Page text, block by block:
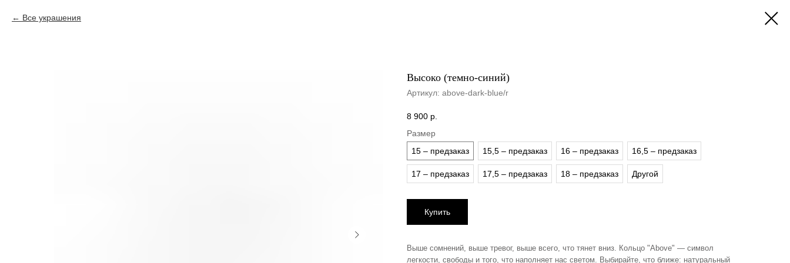
Все украшения
Высоко (темно-синий)
Артикул: above-dark-blue/r
8 900 р.
Размер
15 – предзаказ
15,5 – предзаказ 16 – предзаказ 16,5 – предзаказ
17 – предзаказ 17,5 – предзаказ 18 – предзаказ Другой
Купить
Выше сомнений, выше тревог, выше всего, что тянет вниз. Кольцо "Above" — символ
легкости, свободы и того, что наполняет нас светом. Выбирайте, что ближе: натуральный